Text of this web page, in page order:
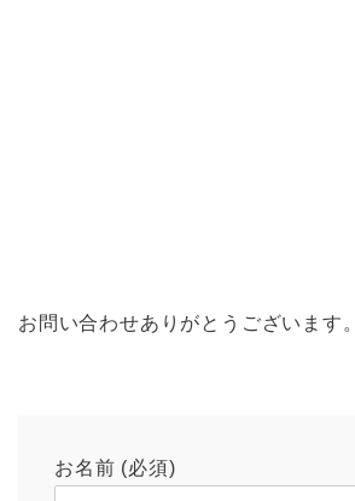
お問い合わせありがとうございます。
お名前 (必須)